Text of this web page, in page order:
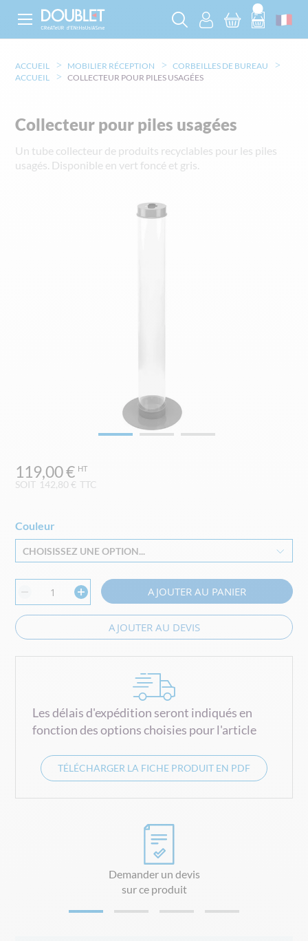
ACCUEIL MOBILIER RÉCEPTION
CORBEILLES DE BUREAU
ACCUEIL
COLLECTEUR POUR PILES USAGÉES
SOIT 142,80 € TTC
119,00 €
Couleur
CHOISISSEZ UNE OPTION...
AJOUTER AU PANIER
AJOUTER AU DEVIS
Les délais d'expédition seront indiqués en
fonction des options choisies pour l'article
TÉLÉCHARGER LA FICHE PRODUIT EN PDF
Collecteur pour piles usagées
Un tube collecteur de produits recyclables pour les piles
usagés. Disponible en vert foncé et gris.
to
the
the
images
gallery
Demander un devis
sur ce produit